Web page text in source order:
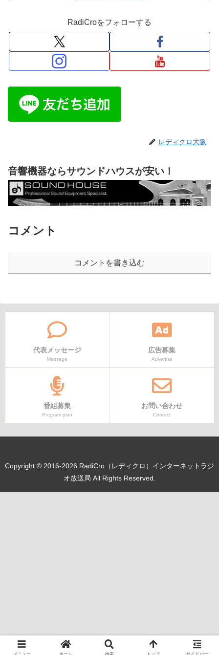
RadiCroをフォローする
レディクロ大阪
音響機器ならサウンドハウスが安い！
コメント
コメントを書き込む
代表メッセージ
Message
広告募集
Advertise
番組募集
Program plan
お問い合わせ
Contact
Copyright © 2016-2026 RadiCro（レディクロ）インターネットラジ
オ放送局 All Rights Reserved.
メニュー ホーム 検索 トップ サイドバー